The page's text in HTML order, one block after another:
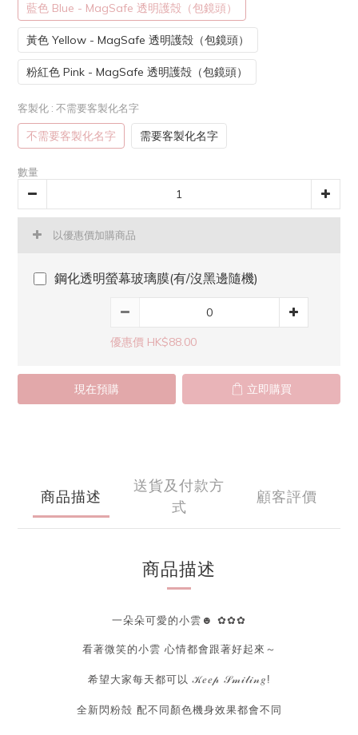
藍色 Blue - MagSafe 透明護殻（包鏡頭）
黃色 Yellow - MagSafe 透明護殻（包鏡頭）
粉紅色 Pink - MagSafe 透明護殻（包鏡頭）
客製化 : 不需要客製化名字
不需要客製化名字 需要客製化名字
數量
以優惠價加購商品
鋼化透明螢幕玻璃膜(有/沒黑邊隨機)
優惠價 HK$88.00
現在預購 立即購買
商品描述
送貨及付款方
式
顧客評價
商品描述
一朵朵可愛的小雲☻ ✿✿✿
看著微笑的小雲 心情都會跟著好起來～
希望大家每天都可以𝒦𝑒𝑒𝓅 𝒮𝓂𝒾𝓁𝒾𝓃𝑔!
全新閃粉殻 配不同顏色機身效果都會不同